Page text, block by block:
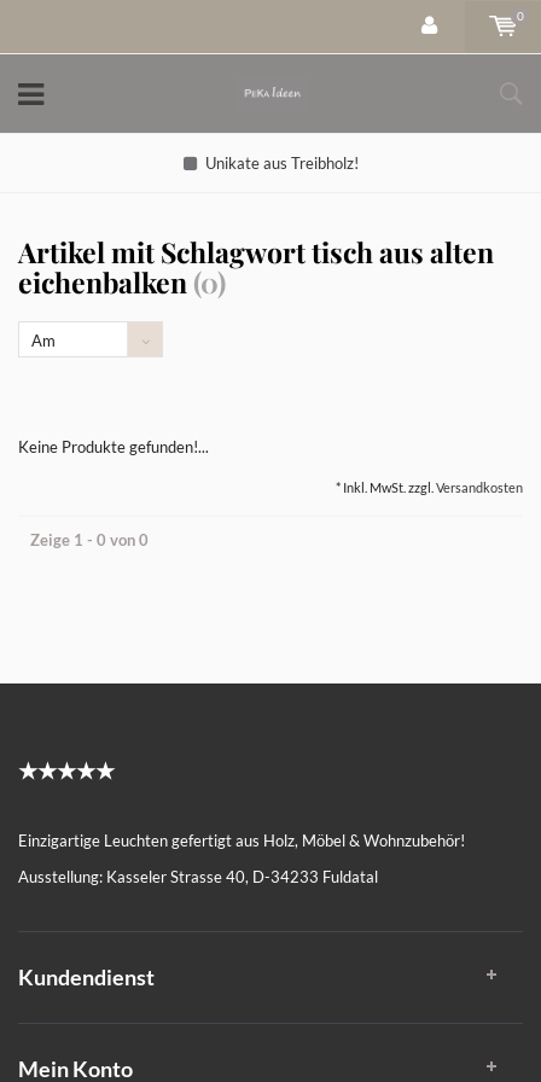
0
Unikate aus Treibholz!
Artikel mit Schlagwort tisch aus alten
eichenbalken (0)
Am
Keine Produkte gefunden!...
* Inkl. MwSt. zzgl. Versandkosten
Zeige 1 - 0 von 0
★★★★★
Einzigartige Leuchten gefertigt aus Holz, Möbel & Wohnzubehör!
Ausstellung: Kasseler Strasse 40, D-34233 Fuldatal
Kundendienst
Mein Konto